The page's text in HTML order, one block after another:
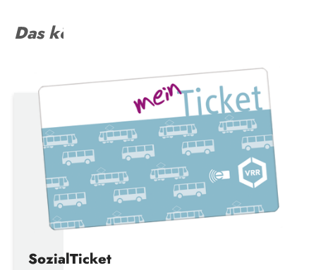
Das könnte Sie auch interessieren
SozialTicket